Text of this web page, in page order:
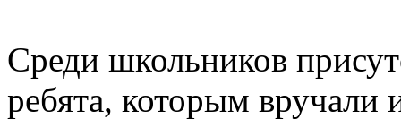
Среди школьников
ребята, которым вручали